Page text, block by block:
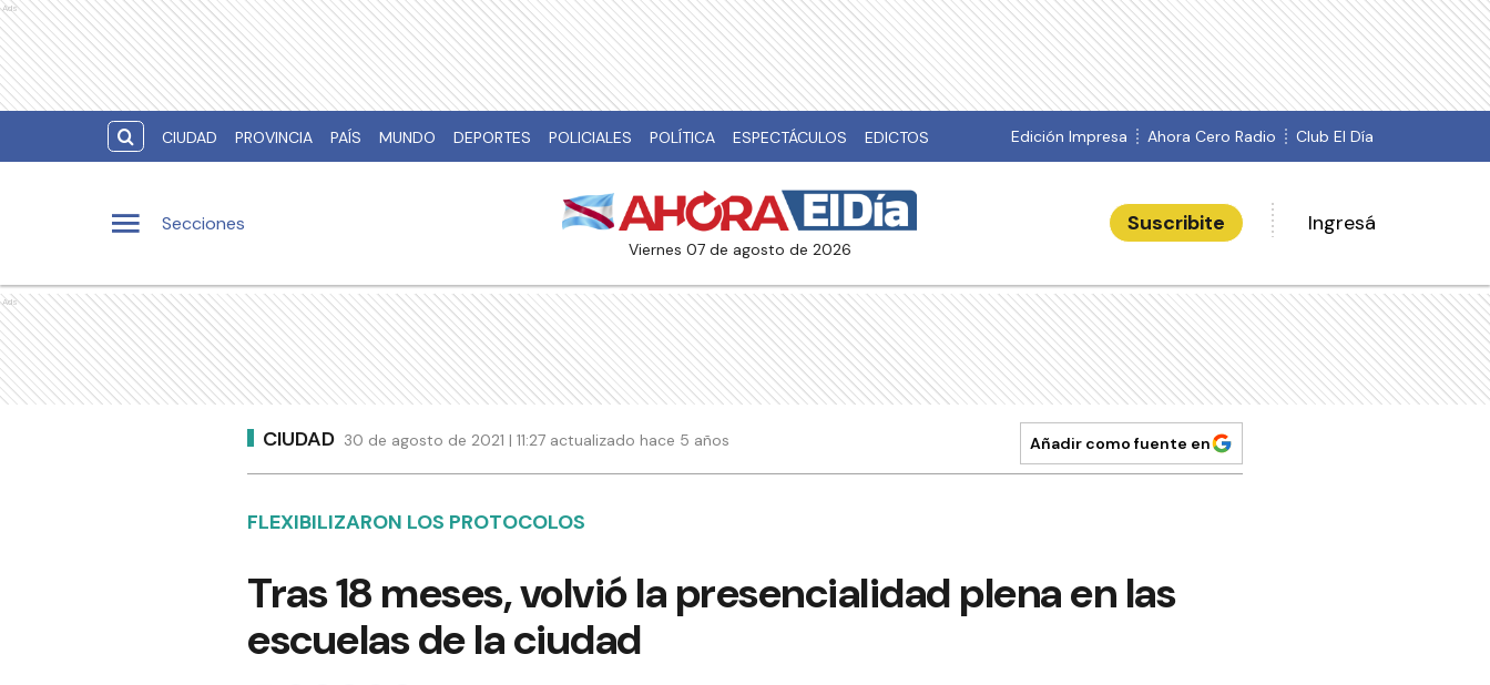
Ads
CIUDAD PROVINCIA PAÍS MUNDO DEPORTES POLICIALES POLÍTICA ESPECTÁCULOS EDICTOS Edición Impresa Ahora Cero Radio Club El Día
Secciones
viernes 07 de agosto de 2026
Suscribite Ingresá
Ads
CIUDAD 30 de agosto de 2021 | 11:27 actualizado hace 5 años Añadir como fuente en
FLEXIBILIZARON LOS PROTOCOLOS
Tras 18 meses, volvió la presencialidad plena en las
escuelas de la ciudad